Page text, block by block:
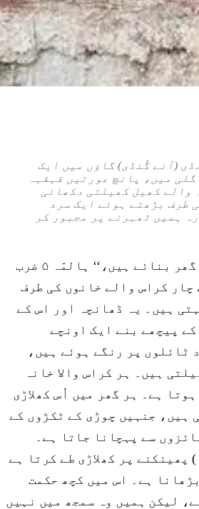
(آنے گُنڈی) گاؤں میں ایک
میں، پانچ عورتیں قہقہہ
والے کھیل کھیلتی دکھائی
طرف بڑھتے ہوئے ایک سرد
ہمیں ٹھہرنے پر مجبور کر
’’ہم نے انہیں اپنے گھر بنائے ہیں،‘‘ ہالمّہ ۵ ضرب
چار کراس والے خانوں کی طرف
ہیں۔ یہ ڈھانچہ اور اس کے
پیچھے بنے ایک اونچے
ٹائلوں پر رنگے ہوئے ہیں،
ہیں۔ ہر کراس والا خانہ
ہوتا ہے۔ ہر گھر میں اُس کھلاڑی
ہیں، جنہیں چوڑی کے ٹکڑوں کے
سے پہچانا جاتا ہے۔
پھینکنے پر کھلاڑی طے کرتا ہے
ہے۔ اس میں کچھ حکمت
لیکن ہمیں وہ سمجھ میں نہیں